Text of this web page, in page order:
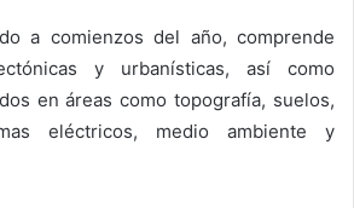
a comienzos del año, comprende
y urbanísticas, así como
en áreas como topografía, suelos,
eléctricos, medio ambiente y